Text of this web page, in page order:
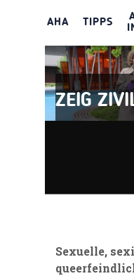
AHA TIPPS
ZEIG
Sexuelle,